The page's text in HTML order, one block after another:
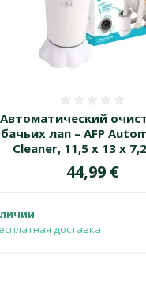
Автоматический
лап – AFP
Cleaner, 11,5 x 13 x
Цена
44,99 €
доставка